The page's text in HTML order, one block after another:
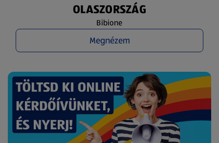
OLASZORSZÁG
Bibione
Megnézem